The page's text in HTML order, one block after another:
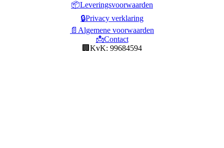
📦Leveringsvoorwaarden
🔒Privacy verklaring
📄Algemene voorwaarden
📩Contact
🏢KvK: 99684594